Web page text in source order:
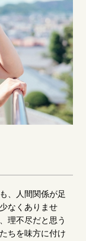
、人間関係が足
なくありませ
理不尽だと思う
ちを味方に付け